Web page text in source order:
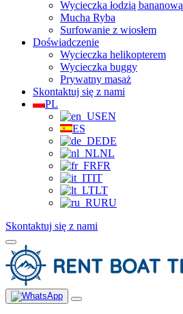
Wycieczka łodzią bananową
Mucha Ryba
Surfowanie z wiosłem
Doświadczenie
Wycieczka helikopterem
Wycieczka buggy
Prywatny masaż
Skontaktuj się z nami
PL
EN
ES
DE
NL
FR
IT
LT
RU
Skontaktuj się z nami